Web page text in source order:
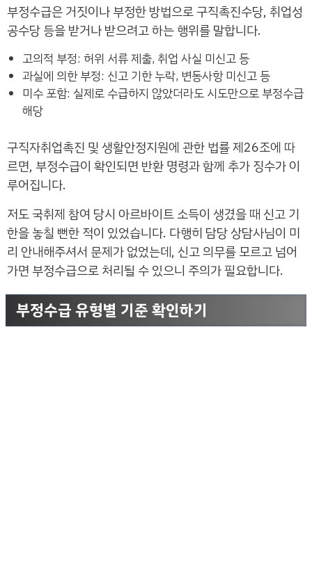
부정수급은 거짓이나 부정한 방법으로 구직촉진수당, 취업성
공수당 등을 받거나 받으려고 하는 행위를 말합니다.
고의적 부정: 허위 서류 제출, 취업 사실 미신고 등
과실에 의한 부정: 신고 기한 누락, 변동사항 미신고 등
미수 포함: 실제로 수급하지 않았더라도 시도만으로 부정수급
해당
구직자취업촉진 및 생활안정지원에 관한 법률 제26조에 따
르면, 부정수급이 확인되면 반환 명령과 함께 추가 징수가 이
루어집니다.
저도 국취제 참여 당시 아르바이트 소득이 생겼을 때 신고 기
한을 놓칠 뻔한 적이 있었습니다. 다행히 담당 상담사님이 미
리 안내해주셔서 문제가 없었는데, 신고 의무를 모르고 넘어
가면 부정수급으로 처리될 수 있으니 주의가 필요합니다.
부정수급 유형별 기준 확인하기